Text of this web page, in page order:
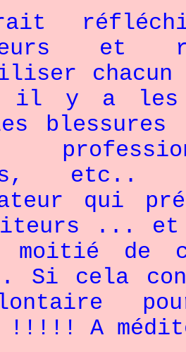
réfléchir
et
il y a les
etc..
qui
...
moitié de
Si cela
!!!!! A